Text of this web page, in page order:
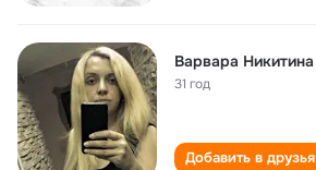
Варвара Никитина
31 год
Добавить в друзья